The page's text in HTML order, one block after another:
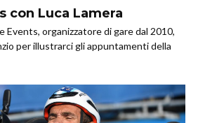
con Luca Lamera
Events, organizzatore di gare dal 2010,
per illustrarci gli appuntamenti della